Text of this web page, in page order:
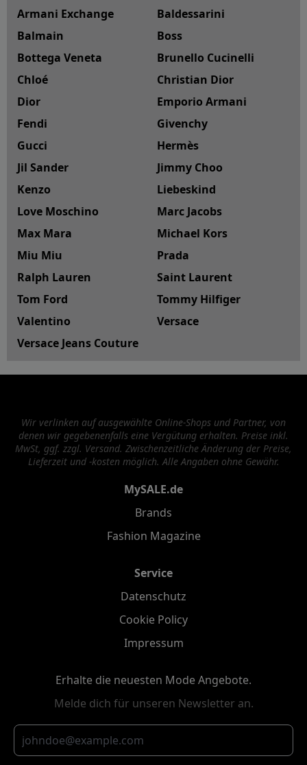
Armani Exchange
Baldessarini
Balmain
Boss
Bottega Veneta
Brunello Cucinelli
Chloé
Christian Dior
Dior
Emporio Armani
Fendi
Givenchy
Gucci
Hermès
Jil Sander
Jimmy Choo
Kenzo
Liebeskind
Love Moschino
Marc Jacobs
Max Mara
Michael Kors
Miu Miu
Prada
Ralph Lauren
Saint Laurent
Tom Ford
Tommy Hilfiger
Valentino
Versace
Versace Jeans Couture
Wir verlinken auf ausgewählte Online-Shops und Partner, von
denen wir gegebenenfalls eine Vergütung erhalten. Preise inkl.
MwSt, ggf. zzgl. Versand. Zwischenzeitliche Änderung der Preise,
Lieferzeit und -kosten möglich. Alle Angaben ohne Gewähr.
MySALE.de
Brands
Fashion Magazine
Service
Datenschutz
Cookie Policy
Impressum
Erhalte die neuesten Mode Angebote.
Melde dich für unseren Newsletter an.